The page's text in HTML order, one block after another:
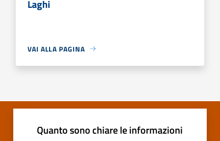
Laghi
VAI ALLA PAGINA
Quanto sono chiare le informazioni